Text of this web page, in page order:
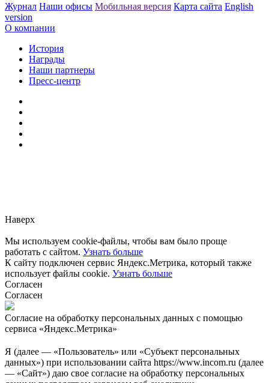
Журнал Наши офисы Мобильная версия Карта сайта English
version
О компании
История
Награды
Наши партнеры
Пресс-центр
Наверх
Мы используем cookie-файлы, чтобы вам было проще
работать с сайтом. Узнать больше
К сайту подключен сервис Яндекс.Метрика, который также
использует файлы cookie. Узнать больше
Согласен
Согласен
Согласие на обработку персональных данных с помощью
сервиса «Яндекс.Метрика»
Я (далее — «Пользователь» или «Субъект персональных
данных») при использовании сайта https://www.incom.ru (далее
— «Сайт») даю свое согласие на обработку персональных